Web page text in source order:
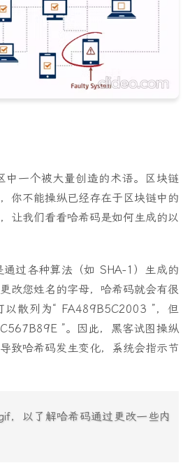
一个被大量创造的术语。区块链
你不能操纵已经存在于区块链中的
让我们看看哈希码是如何生成的以
通过各种算法（如 SHA-1）生成的
改您姓名的字母，哈希码就会有很
以散列为“ FA489B5C2003 ”，但
”。因此，黑客试图操纵
致哈希码发生变化，系统会指示节
，以了解哈希码通过更改一些内